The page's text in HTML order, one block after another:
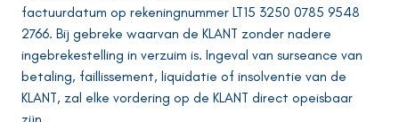
factuurdatum op rekeningnummer LT15 3250 0785 9548
2766. Bij gebreke waarvan de KLANT zonder nadere
ingebrekestelling in verzuim is. Ingeval van surseance van
betaling, faillissement, liquidatie of insolventie van de
KLANT, zal elke vordering op de KLANT direct opeisbaar